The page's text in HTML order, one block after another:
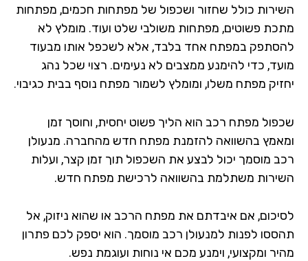
כולל שחזור ושכפול של מפתחות חכמים, מפתחות
פשוטים, מפתחות משולבי שלט ועוד. מומלץ לא
במפתח אחד בלבד, אלא לשכפל אותו מבעוד
כדי להימנע ממצבים לא נעימים. רצוי שכל נהג
מפתח משלו, ומומלץ לשמור מפתח נוסף בבית כגיבוי.
מפתח רכב הוא הליך פשוט יחסית, וחוסך זמן
בהשוואה להזמנת מפתח חדש מהחברה. מנעולן
מוסמך יכול לבצע את השכפול תוך זמן קצר, ועלות
משתלמת בהשוואה לרכישת מפתח חדש.
אם איבדתם את מפתח הרכב או שהוא ניזוק, אל
לפנות למנעולן רכב מוסמך. הוא יספק לכם פתרון
ומקצועי, וימנע מכם אי נוחות ועוגמת נפש.